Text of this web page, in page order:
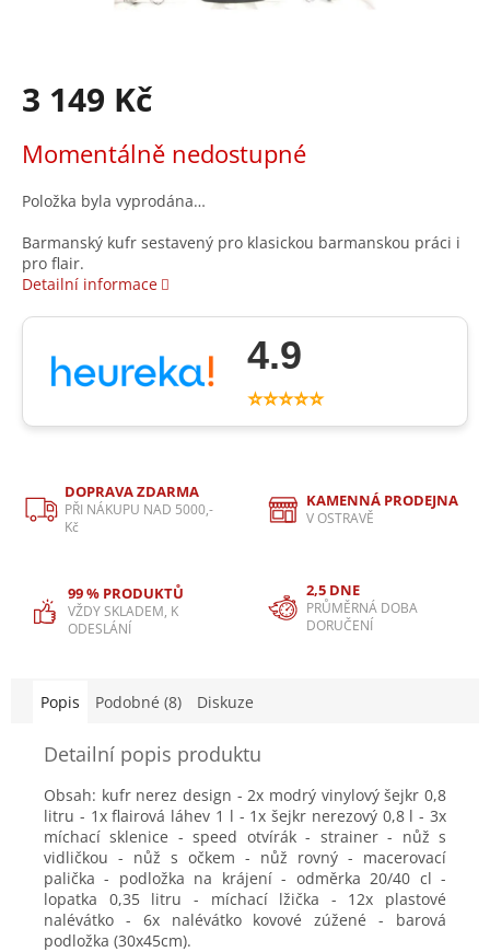
3 149 Kč
cena:
Momentálně nedostupné
Položka byla vyprodána…
Barmanský kufr sestavený pro klasickou barmanskou práci i
pro flair.
Detailní informace
4.9
⭐⭐⭐⭐⭐
DOPRAVA ZDARMA
PŘI NÁKUPU NAD 5000,-
Kč
KAMENNÁ PRODEJNA
V OSTRAVĚ
99 % PRODUKTŮ
VŽDY SKLADEM, K
ODESLÁNÍ
2,5 DNE
PRŮMĚRNÁ DOBA
DORUČENÍ
Popis Podobné (8) Diskuze
Detailní popis produktu
Obsah: kufr nerez design - 2x modrý vinylový šejkr 0,8
litru - 1x flairová láhev 1 l - 1x šejkr nerezový 0,8 l - 3x
míchací sklenice - speed otvírák - strainer - nůž s
vidličkou - nůž s očkem - nůž rovný - macerovací
palička - podložka na krájení - odměrka 20/40 cl -
lopatka 0,35 litru - míchací lžička - 12x plastové
nalévátko - 6x nalévátko kovové zúžené - barová
podložka (30x45cm).